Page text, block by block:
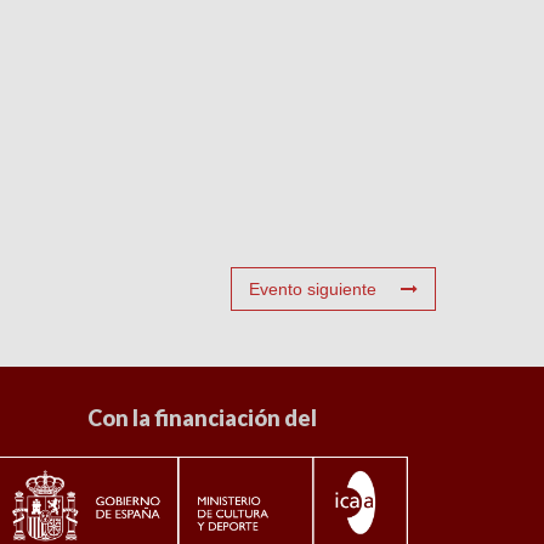
Evento siguiente
Con la financiación del